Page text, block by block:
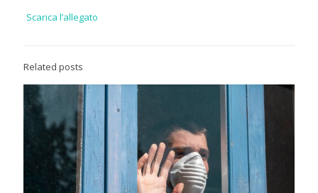
Scarica l’allegato
Related posts